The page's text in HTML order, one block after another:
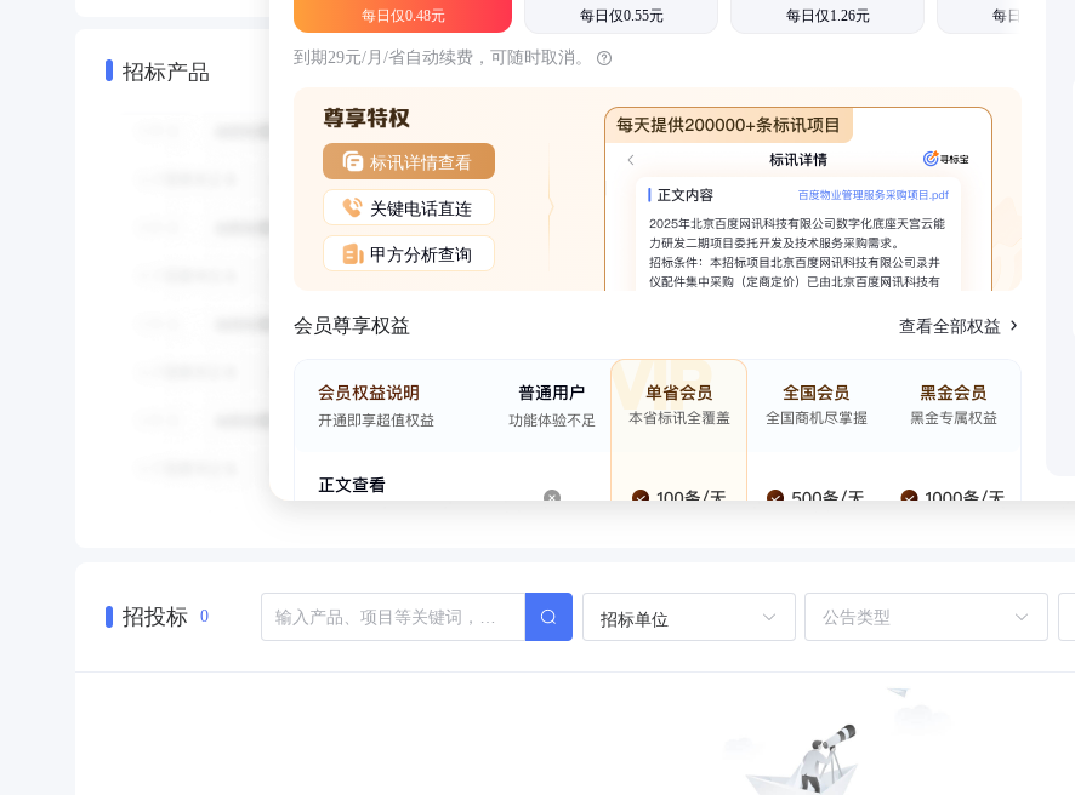
招标产品
每日仅0.48元 每日仅0.55元 每日仅1.26元 每日仅1.08元
到期29元/月/省自动续费，可随时取消。
标讯详情查看
关键电话直连
甲方分析查询
会员尊享权益 查看全部权益
招投标 0 招标单位